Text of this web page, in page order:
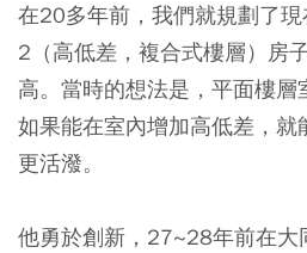
在20多年前，我們就規劃了
2（高低差，複合式樓層）房
高。當時的想法是，平面樓層
如果能在室內增加高低差，
更活潑。
他勇於創新，27~28年前在大